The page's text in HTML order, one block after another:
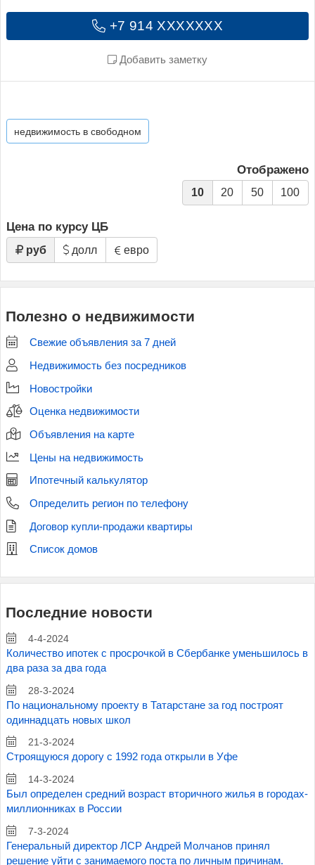
+7 914 XXXXXXX
Добавить заметку
недвижимость в свободном
Отображено
10 20 50 100
Цена по курсу ЦБ
руб долл евро
Полезно о недвижимости
Свежие объявления за 7 дней
Недвижимость без посредников
Новостройки
Оценка недвижимости
Объявления на карте
Цены на недвижимость
Ипотечный калькулятор
Определить регион по телефону
Договор купли-продажи квартиры
Список домов
Последние новости
4-4-2024
Количество ипотек с просрочкой в Сбербанке уменьшилось в
два раза за два года
28-3-2024
По национальному проекту в Татарстане за год построят
одиннадцать новых школ
21-3-2024
Строящуюся дорогу с 1992 года открыли в Уфе
14-3-2024
Был определен средний возраст вторичного жилья в городах-
миллионниках в России
7-3-2024
Генеральный директор ЛСР Андрей Молчанов принял
решение уйти с занимаемого поста по личным причинам.